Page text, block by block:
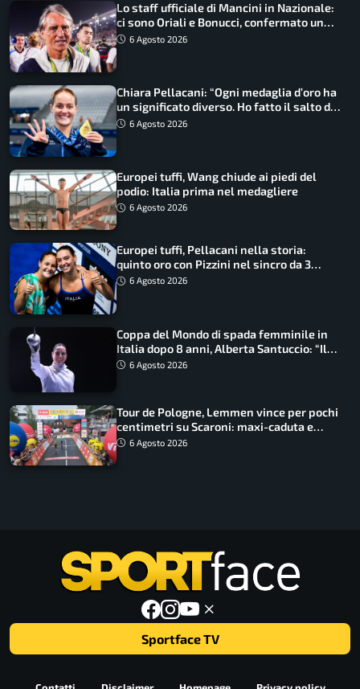
Lo staff ufficiale di Mancini in Nazionale:
ci sono Oriali e Bonucci, confermato un
ritorno
6 Agosto 2026
Chiara Pellacani: “Ogni medaglia d’oro ha
un significato diverso. Ho fatto il salto di
qualità”
6 Agosto 2026
Europei tuffi, Wang chiude ai piedi del
podio: Italia prima nel medagliere
6 Agosto 2026
Europei tuffi, Pellacani nella storia:
quinto oro con Pizzini nel sincro da 3
metri
6 Agosto 2026
Coppa del Mondo di spada femminile in
Italia dopo 8 anni, Alberta Santuccio: “Il
lavoro dà sempre i suoi frutti”
6 Agosto 2026
Tour de Pologne, Lemmen vince per pochi
centimetri su Scaroni: maxi-caduta e
tappa accorciata
6 Agosto 2026
Sportface TV